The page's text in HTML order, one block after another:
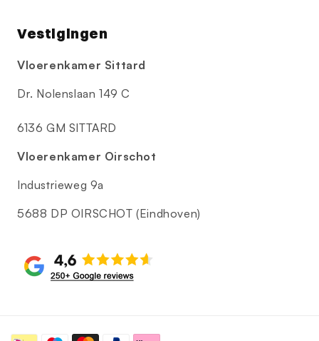
Vestigingen
Vloerenkamer Sittard
Dr. Nolenslaan 149 C
6136 GM SITTARD
Vloerenkamer Oirschot
Industrieweg 9a
5688 DP OIRSCHOT (Eindhoven)
Betaalmethoden